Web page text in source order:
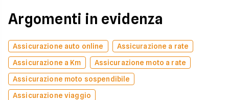
Argomenti in evidenza
Assicurazione auto online
Assicurazione a rate
Assicurazione a Km
Assicurazione moto a rate
Assicurazione moto sospendibile
Assicurazione viaggio